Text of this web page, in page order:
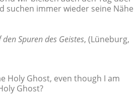
suchen immer wieder seine Nähe
den Spuren des Geistes, (Lüneburg,
Holy Ghost, even though I am
Ghost?